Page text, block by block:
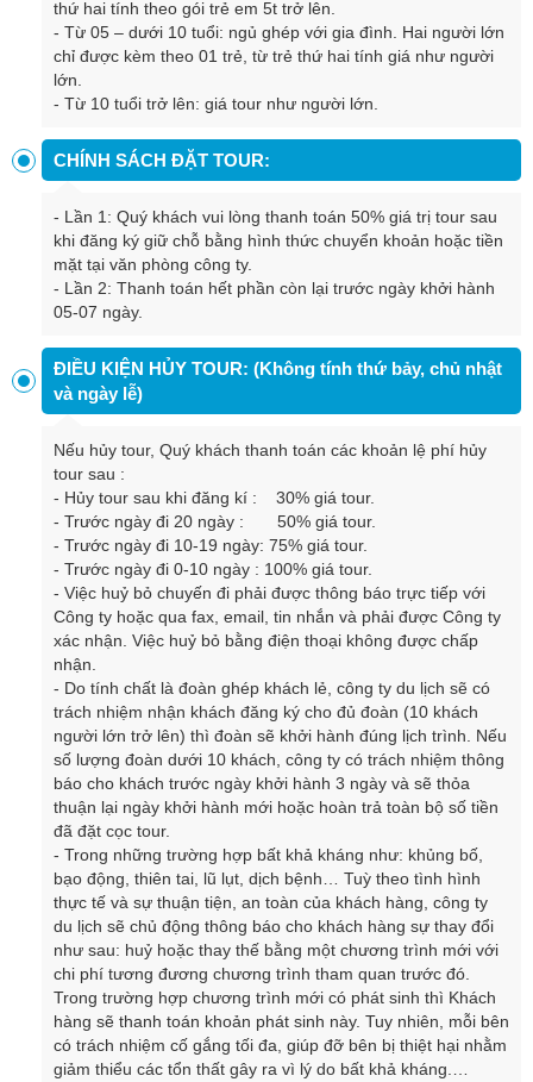
thứ hai tính theo gói trẻ em 5t trở lên.
- Từ 05 – dưới 10 tuổi: ngủ ghép với gia đình. Hai người lớn
chỉ được kèm theo 01 trẻ, từ trẻ thứ hai tính giá như người
lớn.
- Từ 10 tuổi trở lên: giá tour như người lớn.
CHÍNH SÁCH ĐẶT TOUR:
- Lần 1: Quý khách vui lòng thanh toán 50% giá trị tour sau
khi đăng ký giữ chỗ bằng hình thức chuyển khoản hoặc tiền
mặt tại văn phòng công ty.
- Lần 2: Thanh toán hết phần còn lại trước ngày khởi hành
05-07 ngày.
ĐIỀU KIỆN HỦY TOUR: (Không tính thứ bảy, chủ nhật
và ngày lễ)
Nếu hủy tour, Quý khách thanh toán các khoản lệ phí hủy
tour sau :
- Hủy tour sau khi đăng kí : 30% giá tour.
- Trước ngày đi 20 ngày : 50% giá tour.
- Trước ngày đi 10-19 ngày: 75% giá tour.
- Trước ngày đi 0-10 ngày : 100% giá tour.
- Việc huỷ bỏ chuyến đi phải được thông báo trực tiếp với
Công ty hoặc qua fax, email, tin nhắn và phải được Công ty
xác nhận. Việc huỷ bỏ bằng điện thoại không được chấp
nhận.
- Do tính chất là đoàn ghép khách lẻ, công ty du lịch sẽ có
trách nhiệm nhận khách đăng ký cho đủ đoàn (10 khách
người lớn trở lên) thì đoàn sẽ khởi hành đúng lịch trình. Nếu
số lượng đoàn dưới 10 khách, công ty có trách nhiệm thông
báo cho khách trước ngày khởi hành 3 ngày và sẽ thỏa
thuận lại ngày khởi hành mới hoặc hoàn trả toàn bộ số tiền
đã đặt cọc tour.
- Trong những trường hợp bất khả kháng như: khủng bố,
bạo động, thiên tai, lũ lụt, dịch bệnh… Tuỳ theo tình hình
thực tế và sự thuận tiện, an toàn của khách hàng, công ty
du lịch sẽ chủ động thông báo cho khách hàng sự thay đổi
như sau: huỷ hoặc thay thế bằng một chương trình mới với
chi phí tương đương chương trình tham quan trước đó.
Trong trường hợp chương trình mới có phát sinh thì Khách
hàng sẽ thanh toán khoản phát sinh này. Tuy nhiên, mỗi bên
có trách nhiệm cố gắng tối đa, giúp đỡ bên bị thiệt hại nhằm
giảm thiểu các tổn thất gây ra vì lý do bất khả kháng.…